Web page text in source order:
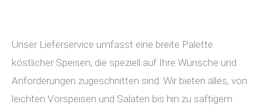
Unser Lieferservice umfasst eine breite Palette
köstlicher Speisen, die speziell auf Ihre Wünsche und
Anforderungen zugeschnitten sind. Wir bieten alles, von
leichten Vorspeisen und Salaten bis hin zu saftigem